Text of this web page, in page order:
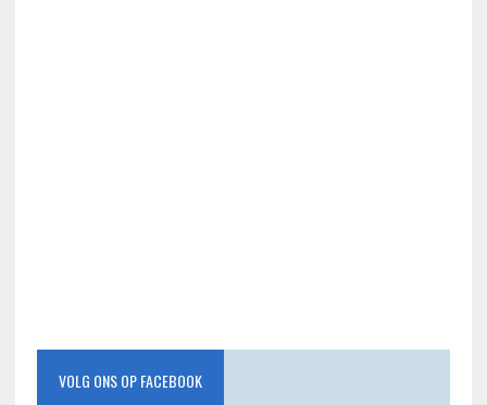
VOLG ONS OP FACEBOOK